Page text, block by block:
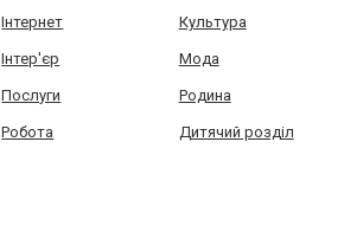
Інтернет Культура
Інтер'єр Мода
Послуги Родина
Робота Дитячий розділ